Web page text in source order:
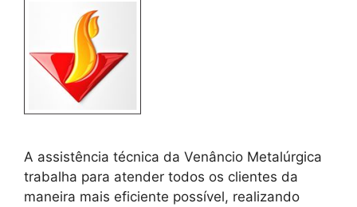
A assistência técnica da Venâncio Metalúrgica
trabalha para atender todos os clientes da
maneira mais eficiente possível, realizando